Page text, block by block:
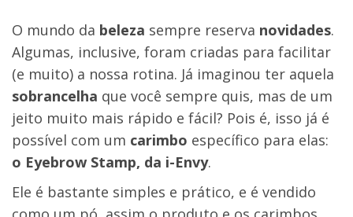
O mundo da beleza sempre reserva novidades.
Algumas, inclusive, foram criadas para facilitar
(e muito) a nossa rotina. Já imaginou ter aquela
sobrancelha que você sempre quis, mas de um
jeito muito mais rápido e fácil? Pois é, isso já é
possível com um carimbo específico para elas:
o Eyebrow Stamp, da i-Envy.
Ele é bastante simples e prático, e é vendido